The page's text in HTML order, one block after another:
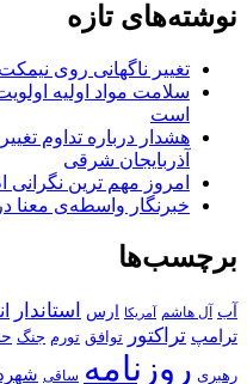
نوشته‌های تازه
تغییر ناگهانی روی
سلامت مواد اولیه
است
هشدار درباره تداوم
آذربایجان شرقی
امروز مهم‌ ترین
خبرنگار واسطه‌ی
برچسب‌ها
آب آل هاشم آمریکا ارس استاندار
ترامپ تراکتور توافق تورم جنگ
رهبری روزنامه ساقی